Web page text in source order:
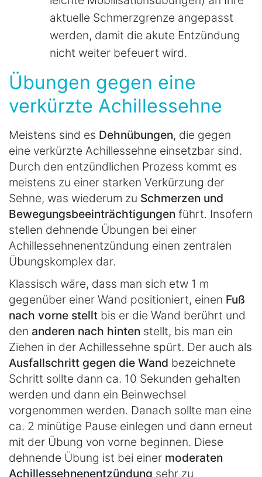
aktuelle Schmerzgrenze angepasst
werden, damit die akute Entzündung
nicht weiter befeuert wird.
Übungen gegen eine
verkürzte Achillessehne
Meistens sind es Dehnübungen, die gegen
eine verkürzte Achillessehne einsetzbar sind.
Durch den entzündlichen Prozess kommt es
meistens zu einer starken Verkürzung der
Sehne, was wiederum zu Schmerzen und
Bewegungsbeeinträchtigungen führt. Insofern
stellen dehnende Übungen bei einer
Achillessehnenentzündung einen zentralen
Übungskomplex dar.
Klassisch wäre, dass man sich etw 1 m
gegenüber einer Wand positioniert, einen Fuß
nach vorne stellt bis er die Wand berührt und
den anderen nach hinten stellt, bis man ein
Ziehen in der Achillessehne spürt. Der auch als
Ausfallschritt gegen die Wand bezeichnete
Schritt sollte dann ca. 10 Sekunden gehalten
werden und dann ein Beinwechsel
vorgenommen werden. Danach sollte man eine
ca. 2 minütige Pause einlegen und dann erneut
mit der Übung von vorne beginnen. Diese
dehnende Übung ist bei einer moderaten
Achillessehnenentzündung sehr zu